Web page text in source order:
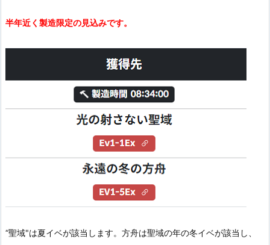
半年近く製造限定の見込みです。
“聖域"は夏イベが該当します。方舟は聖域の年の冬イベが該当し、